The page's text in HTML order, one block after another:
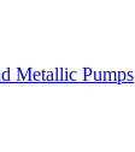
Pumps